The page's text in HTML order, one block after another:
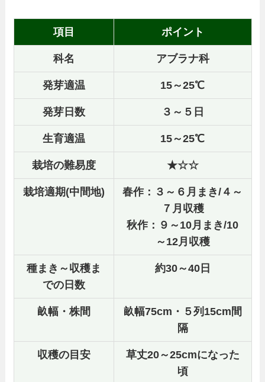
項目 ポイント
科名 アブラナ科
発芽適温 15～25℃
発芽日数 ３～５日
生育適温 15～25℃
栽培の難易度 ★☆☆
栽培適期(中間地)
春作：３～６月まき/４～
７月収穫
秋作：９～10月まき/10
～12月収穫
種まき～収穫ま
での日数
約30～40日
畝幅・株間
畝幅75cm・５列15cm間
隔
収穫の目安
草丈20～25cmになった
頃